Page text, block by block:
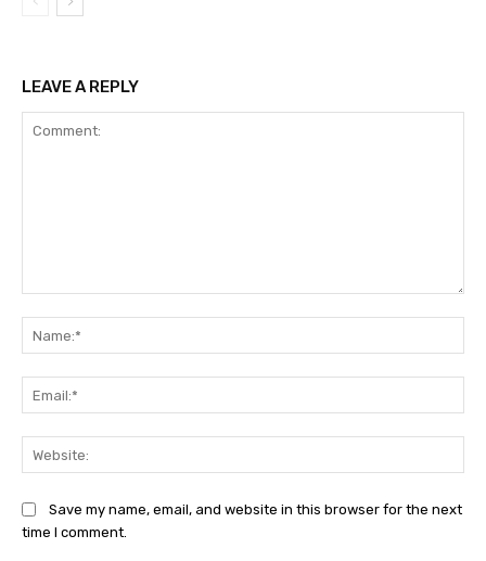
LEAVE A REPLY
Save my name, email, and website in this browser for the next
time I comment.